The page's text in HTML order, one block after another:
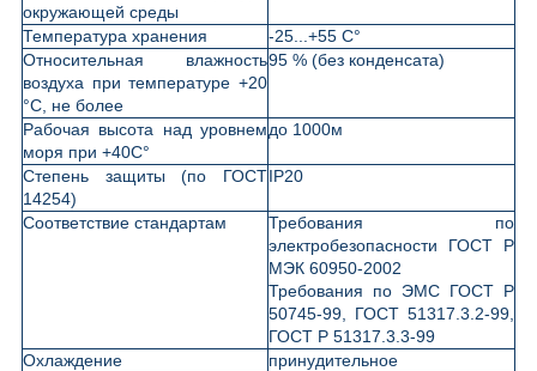
окружающей среды
Температура хранения
-25...+55 С°
Относительная влажность
воздуха при температуре +20
°С, не более
95 % (без конденсата)
Рабочая высота над уровнем
моря при +40С°
до 1000м
Степень защиты (по ГОСТ
14254)
IP20
Соответствие стандартам
Требования по
электробезопасности ГОСТ Р
МЭК 60950-2002
Требования по ЭМС ГОСТ Р
50745-99, ГОСТ 51317.3.2-99,
ГОСТ Р 51317.3.3-99
Охлаждение
принудительное